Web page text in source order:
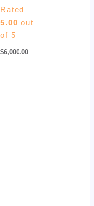
Rated
5.00 out
of 5
$6,000.00